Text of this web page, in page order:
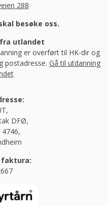
288
besøke oss.
utlandet
er overført til HK-dir og
postadresse. Gå til utdanning
DFØ,
faktura: